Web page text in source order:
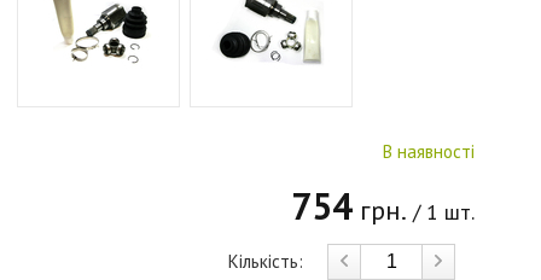
В наявності
754 грн. / 1 шт.
Кількість: